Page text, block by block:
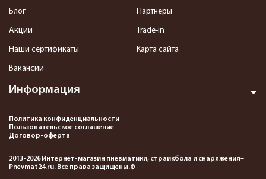
Информация
Блог
Акции
Наши сертификаты
Вакансии
Партнеры
Trade-in
Карта сайта
Политика конфиденциальности
Пользовательское соглашение
Договор-оферта
2013-2026 Интернет-магазин пневматики, страйкбола и снаряжения–
Pnevmat24.ru. Все права защищены.©